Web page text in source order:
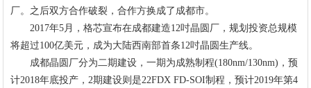
厂。之后双方合作破裂，合作方换成了成都市。
2017年5月，格芯宣布在成都建造12吋晶圆厂，规划投资总规模
将超过100亿美元，成为大陆西南部首条12吋晶圆生产线。
成都晶圆厂分为二期建设，一期为成熟制程(180nm/130nm)，预
计2018年底投产，2期建设则是22FDX FD-SOI制程，预计2019年第4